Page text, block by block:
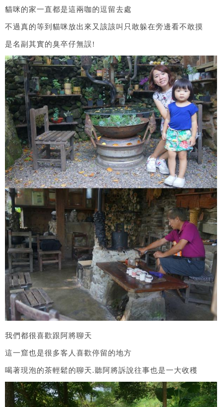
貓咪的家一直都是這兩咖的逗留去處
不過真的等到貓咪放出來又該該叫只敢躲在旁邊看不敢摸
是名副其實的臭卒仔無誤!
我們都很喜歡跟阿將聊天
這一窟也是很多客人喜歡停留的地方
喝著現泡的茶輕鬆的聊天.聽阿將訴說往事也是一大收穫